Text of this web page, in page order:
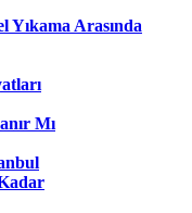
Yıkama Arasında
Mı